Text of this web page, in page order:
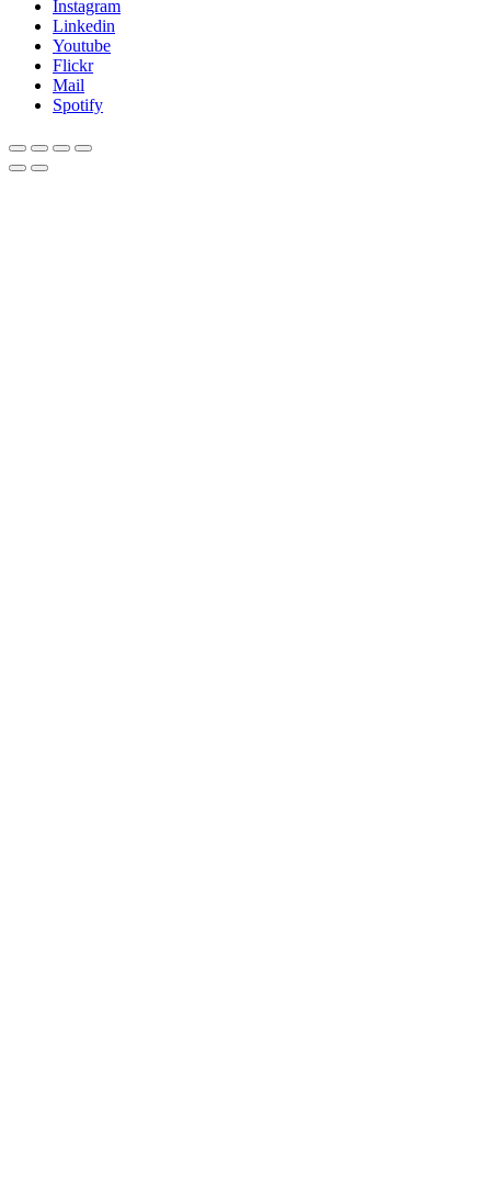
Instagram
Linkedin
Youtube
Flickr
Mail
Spotify